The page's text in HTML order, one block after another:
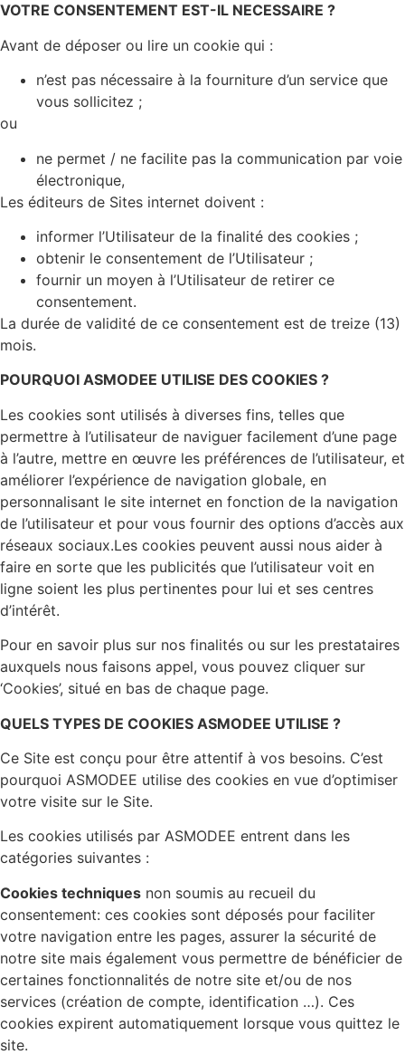
VOTRE CONSENTEMENT EST-IL NECESSAIRE ?
Avant de déposer ou lire un cookie qui :
n’est pas nécessaire à la fourniture d’un service que
vous sollicitez ;
ou
ne permet / ne facilite pas la communication par voie
électronique,
Les éditeurs de Sites internet doivent :
informer l’Utilisateur de la finalité des cookies ;
obtenir le consentement de l’Utilisateur ;
fournir un moyen à l’Utilisateur de retirer ce
consentement.
La durée de validité de ce consentement est de treize (13)
mois.
POURQUOI ASMODEE UTILISE DES COOKIES ?
Les cookies sont utilisés à diverses fins, telles que
permettre à l’utilisateur de naviguer facilement d’une page
à l’autre, mettre en œuvre les préférences de l’utilisateur, et
améliorer l’expérience de navigation globale, en
personnalisant le site internet en fonction de la navigation
de l’utilisateur et pour vous fournir des options d’accès aux
réseaux sociaux.Les cookies peuvent aussi nous aider à
faire en sorte que les publicités que l’utilisateur voit en
ligne soient les plus pertinentes pour lui et ses centres
d’intérêt.
Pour en savoir plus sur nos finalités ou sur les prestataires
auxquels nous faisons appel, vous pouvez cliquer sur
‘Cookies’, situé en bas de chaque page.
QUELS TYPES DE COOKIES ASMODEE UTILISE ?
Ce Site est conçu pour être attentif à vos besoins. C’est
pourquoi ASMODEE utilise des cookies en vue d’optimiser
votre visite sur le Site.
Les cookies utilisés par ASMODEE entrent dans les
catégories suivantes :
Cookies techniques non soumis au recueil du
consentement: ces cookies sont déposés pour faciliter
votre navigation entre les pages, assurer la sécurité de
notre site mais également vous permettre de bénéficier de
certaines fonctionnalités de notre site et/ou de nos
services (création de compte, identification …). Ces
cookies expirent automatiquement lorsque vous quittez le
site.